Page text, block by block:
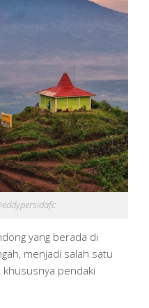
yang berada di
menjadi salah satu
pendaki